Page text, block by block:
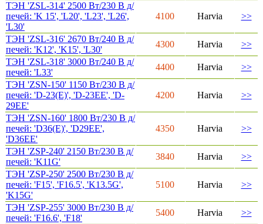
ТЭН 'ZSL-314' 2500 Вт/230 В д/
печей: 'K 15', 'L20', 'L23', 'L26',
'L30'
4100 Harvia >>
ТЭН 'ZSL-316' 2670 Вт/240 В д/
печей: 'K12', 'K15', 'L30'
4300 Harvia
>>
ТЭН 'ZSL-318' 3000 Вт/240 В д/
печей: 'L33'
4400 Harvia
>>
ТЭН 'ZSN-150' 1150 Вт/230 В д/
печей: 'D-23(E)', 'D-23EE', 'D-
29EE'
4200 Harvia >>
ТЭН 'ZSN-160' 1800 Вт/230 В д/
печей: 'D36(E)', 'D29EE',
'D36EE'
4350 Harvia >>
ТЭН 'ZSP-240' 2150 Вт/230 В д/
печей: 'K11G'
3840 Harvia
>>
ТЭН 'ZSP-250' 2500 Вт/230 В д/
печей: 'F15', 'F16.5', 'K13.5G',
'K15G'
5100 Harvia >>
ТЭН 'ZSP-255' 3000 Вт/230 В д/
печей: 'F16.6', 'F18'
5400 Harvia
>>